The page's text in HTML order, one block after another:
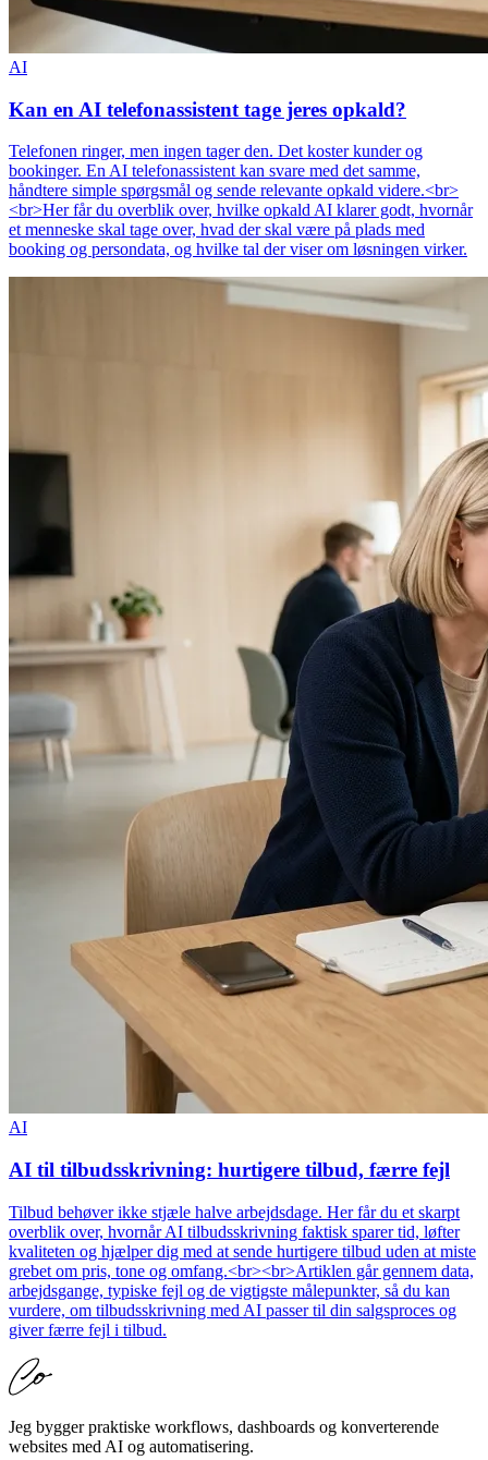
AI
Kan en AI telefonassistent tage jeres opkald?
Telefonen ringer, men ingen tager den. Det koster kunder og
bookinger. En AI telefonassistent kan svare med det samme,
håndtere simple spørgsmål og sende relevante opkald videre.<br>
<br>Her får du overblik over, hvilke opkald AI klarer godt, hvornår
et menneske skal tage over, hvad der skal være på plads med
booking og persondata, og hvilke tal der viser om løsningen virker.
AI
AI til tilbudsskrivning: hurtigere tilbud, færre fejl
Tilbud behøver ikke stjæle halve arbejdsdage. Her får du et skarpt
overblik over, hvornår AI tilbudsskrivning faktisk sparer tid, løfter
kvaliteten og hjælper dig med at sende hurtigere tilbud uden at miste
grebet om pris, tone og omfang.<br><br>Artiklen går gennem data,
arbejdsgange, typiske fejl og de vigtigste målepunkter, så du kan
vurdere, om tilbudsskrivning med AI passer til din salgsproces og
giver færre fejl i tilbud.
Jeg bygger praktiske workflows, dashboards og konverterende
websites med AI og automatisering.